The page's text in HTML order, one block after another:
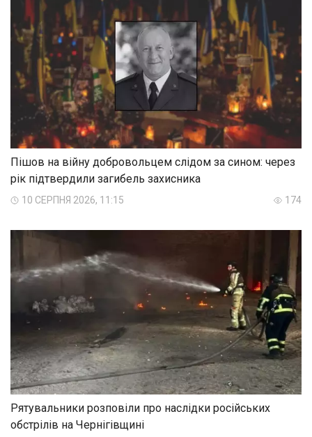
Пішов на війну добровольцем слідом за сином: через
рік підтвердили загибель захисника
10 СЕРПНЯ 2026, 11:15 174
Рятувальники розповіли про наслідки російських
обстрілів на Чернігівщині